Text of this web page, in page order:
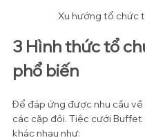
Xu hướng tổ chức
3 Hình thức tổ
phổ biến
Để đáp ứng được nhu cầu
các cặp đôi. Tiệc cưới
khác nhau như: